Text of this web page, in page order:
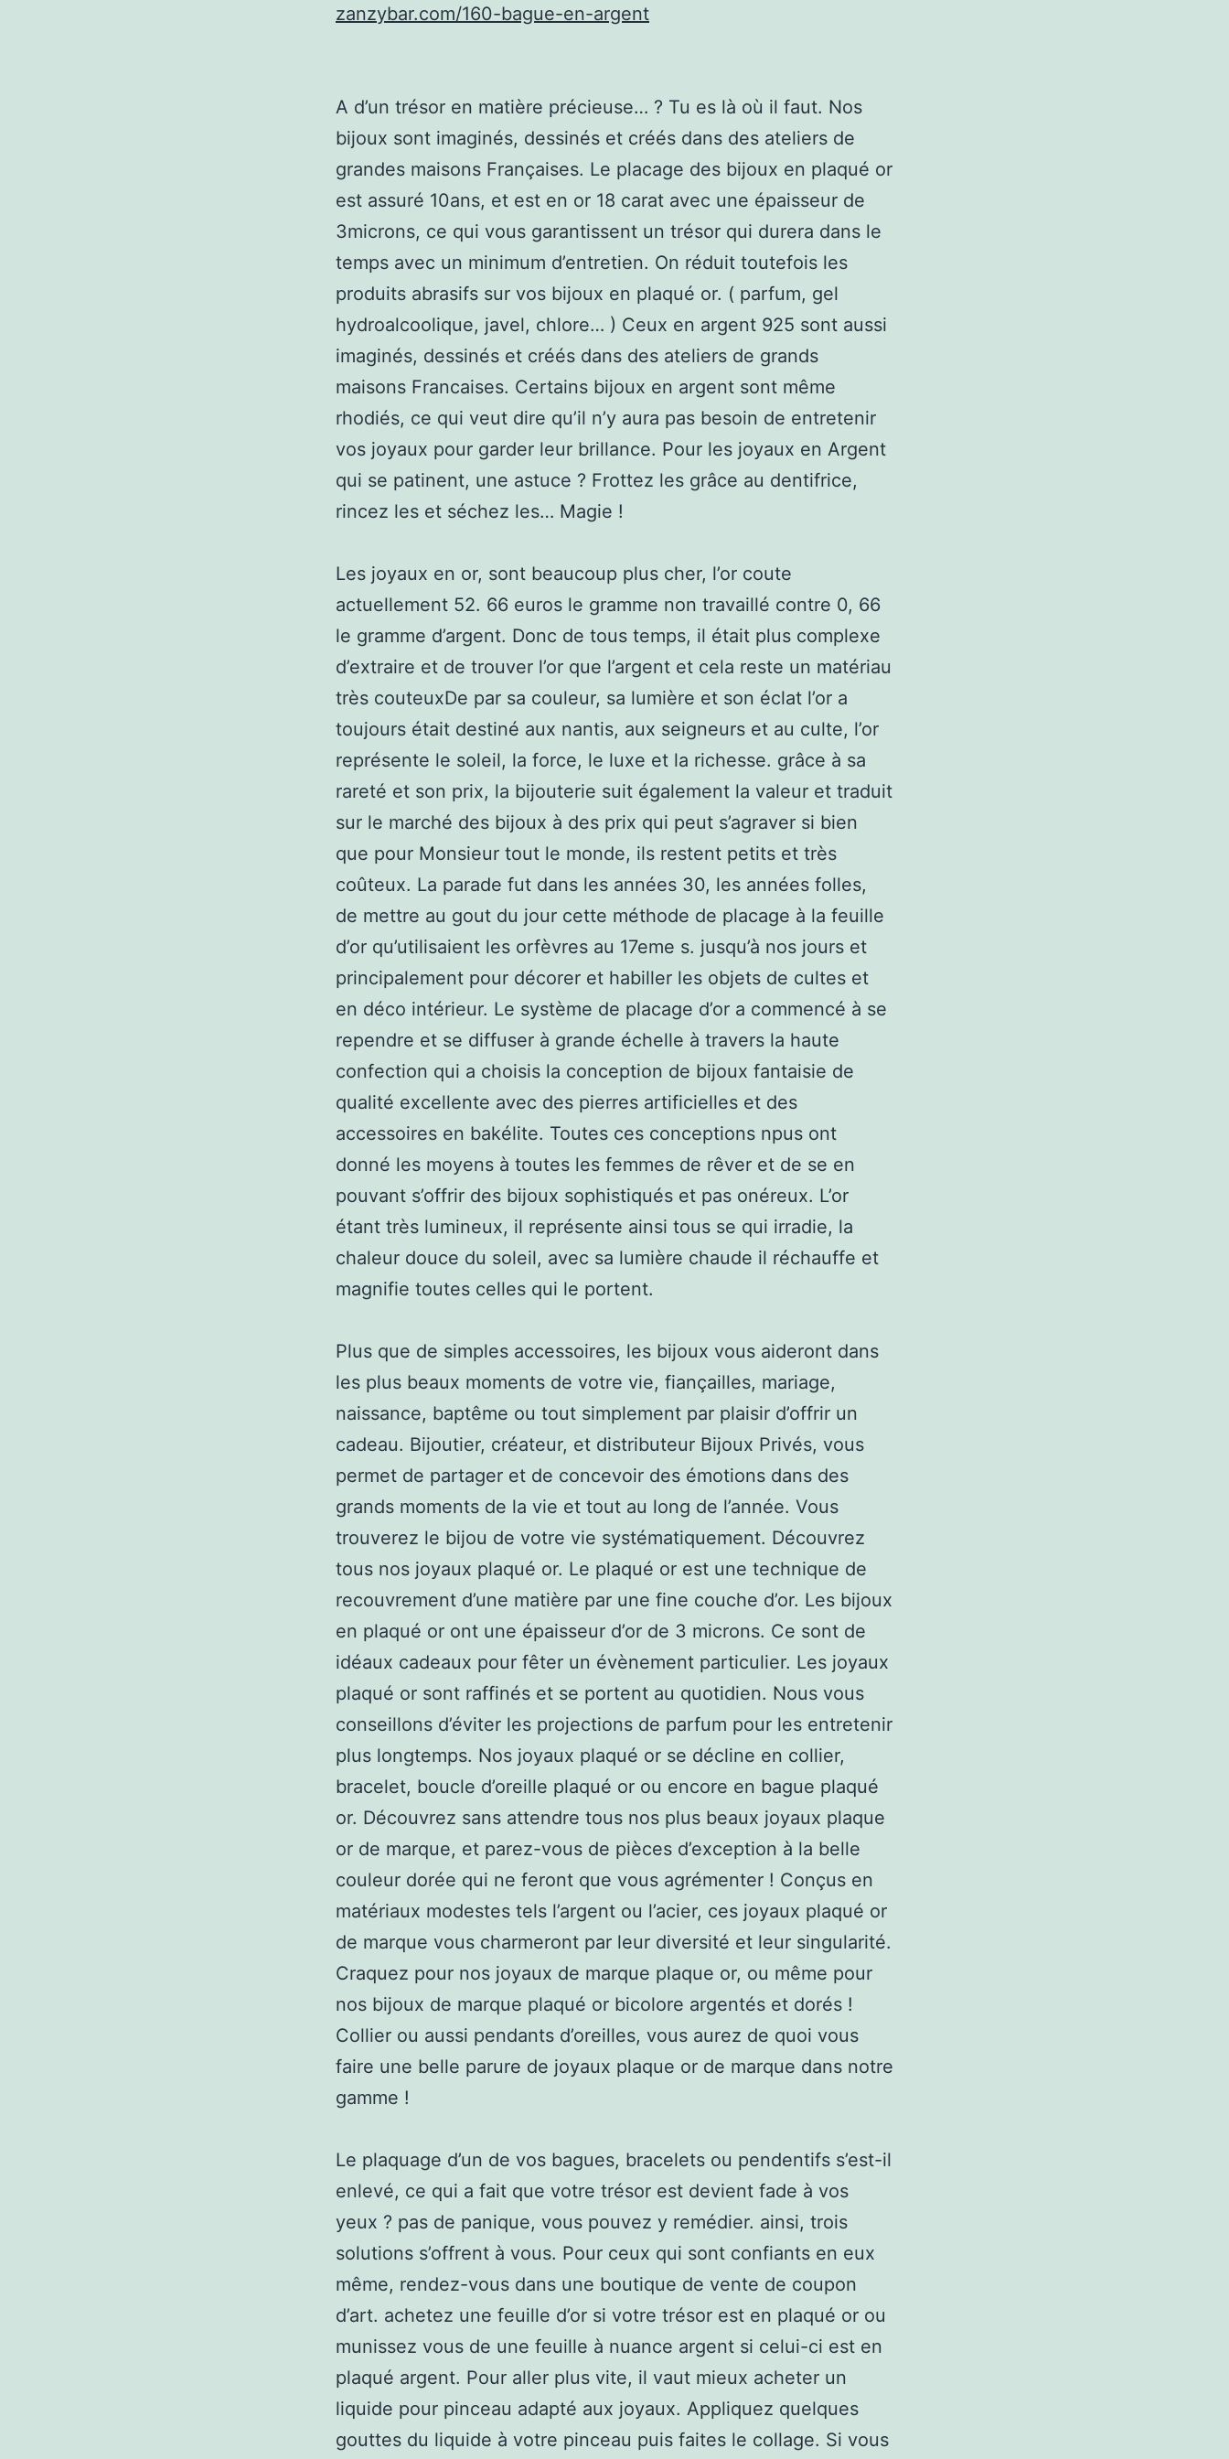
zanzybar.com/160-bague-en-argent
A d’un trésor en matière précieuse… ? Tu es là où il faut. Nos
bijoux sont imaginés, dessinés et créés dans des ateliers de
grandes maisons Françaises. Le placage des bijoux en plaqué or
est assuré 10ans, et est en or 18 carat avec une épaisseur de
3microns, ce qui vous garantissent un trésor qui durera dans le
temps avec un minimum d’entretien. On réduit toutefois les
produits abrasifs sur vos bijoux en plaqué or. ( parfum, gel
hydroalcoolique, javel, chlore… ) Ceux en argent 925 sont aussi
imaginés, dessinés et créés dans des ateliers de grands
maisons Francaises. Certains bijoux en argent sont même
rhodiés, ce qui veut dire qu’il n’y aura pas besoin de entretenir
vos joyaux pour garder leur brillance. Pour les joyaux en Argent
qui se patinent, une astuce ? Frottez les grâce au dentifrice,
rincez les et séchez les… Magie !
Les joyaux en or, sont beaucoup plus cher, l’or coute
actuellement 52. 66 euros le gramme non travaillé contre 0, 66
le gramme d’argent. Donc de tous temps, il était plus complexe
d’extraire et de trouver l’or que l’argent et cela reste un matériau
très couteuxDe par sa couleur, sa lumière et son éclat l’or a
toujours était destiné aux nantis, aux seigneurs et au culte, l’or
représente le soleil, la force, le luxe et la richesse. grâce à sa
rareté et son prix, la bijouterie suit également la valeur et traduit
sur le marché des bijoux à des prix qui peut s’agraver si bien
que pour Monsieur tout le monde, ils restent petits et très
coûteux. La parade fut dans les années 30, les années folles,
de mettre au gout du jour cette méthode de placage à la feuille
d’or qu’utilisaient les orfèvres au 17eme s. jusqu’à nos jours et
principalement pour décorer et habiller les objets de cultes et
en déco intérieur. Le système de placage d’or a commencé à se
rependre et se diffuser à grande échelle à travers la haute
confection qui a choisis la conception de bijoux fantaisie de
qualité excellente avec des pierres artificielles et des
accessoires en bakélite. Toutes ces conceptions npus ont
donné les moyens à toutes les femmes de rêver et de se en
pouvant s’offrir des bijoux sophistiqués et pas onéreux. L’or
étant très lumineux, il représente ainsi tous se qui irradie, la
chaleur douce du soleil, avec sa lumière chaude il réchauffe et
magnifie toutes celles qui le portent.
Plus que de simples accessoires, les bijoux vous aideront dans
les plus beaux moments de votre vie, fiançailles, mariage,
naissance, baptême ou tout simplement par plaisir d’offrir un
cadeau. Bijoutier, créateur, et distributeur Bijoux Privés, vous
permet de partager et de concevoir des émotions dans des
grands moments de la vie et tout au long de l’année. Vous
trouverez le bijou de votre vie systématiquement. Découvrez
tous nos joyaux plaqué or. Le plaqué or est une technique de
recouvrement d’une matière par une fine couche d’or. Les bijoux
en plaqué or ont une épaisseur d’or de 3 microns. Ce sont de
idéaux cadeaux pour fêter un évènement particulier. Les joyaux
plaqué or sont raffinés et se portent au quotidien. Nous vous
conseillons d’éviter les projections de parfum pour les entretenir
plus longtemps. Nos joyaux plaqué or se décline en collier,
bracelet, boucle d’oreille plaqué or ou encore en bague plaqué
or. Découvrez sans attendre tous nos plus beaux joyaux plaque
or de marque, et parez-vous de pièces d’exception à la belle
couleur dorée qui ne feront que vous agrémenter ! Conçus en
matériaux modestes tels l’argent ou l’acier, ces joyaux plaqué or
de marque vous charmeront par leur diversité et leur singularité.
Craquez pour nos joyaux de marque plaque or, ou même pour
nos bijoux de marque plaqué or bicolore argentés et dorés !
Collier ou aussi pendants d’oreilles, vous aurez de quoi vous
faire une belle parure de joyaux plaque or de marque dans notre
gamme !
Le plaquage d’un de vos bagues, bracelets ou pendentifs s’est-il
enlevé, ce qui a fait que votre trésor est devient fade à vos
yeux ? pas de panique, vous pouvez y remédier. ainsi, trois
solutions s’offrent à vous. Pour ceux qui sont confiants en eux
même, rendez-vous dans une boutique de vente de coupon
d’art. achetez une feuille d’or si votre trésor est en plaqué or ou
munissez vous de une feuille à nuance argent si celui-ci est en
plaqué argent. Pour aller plus vite, il vaut mieux acheter un
liquide pour pinceau adapté aux joyaux. Appliquez quelques
gouttes du liquide à votre pinceau puis faites le collage. Si vous